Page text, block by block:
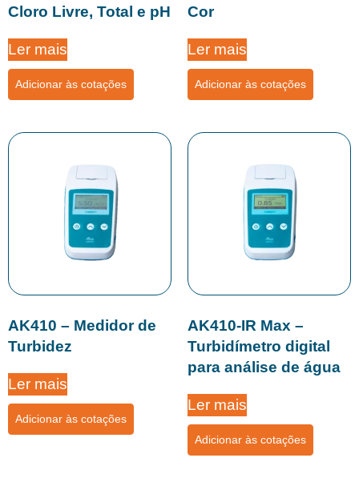
Cloro Livre, Total e pH
Ler mais
Adicionar às cotações
Cor
Ler mais
Adicionar às cotações
AK410 – Medidor de
Turbidez
Ler mais
Adicionar às cotações
AK410-IR Max –
Turbidímetro digital
para análise de água
Ler mais
Adicionar às cotações